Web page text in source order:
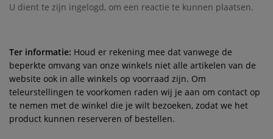
U dient te zijn ingelogd, om een reactie te kunnen plaatsen.
Ter informatie: Houd er rekening mee dat vanwege de
beperkte omvang van onze winkels niet alle artikelen van de
website ook in alle winkels op voorraad zijn. Om
teleurstellingen te voorkomen raden wij je aan om contact op
te nemen met de winkel die je wilt bezoeken, zodat we het
product kunnen reserveren of bestellen.